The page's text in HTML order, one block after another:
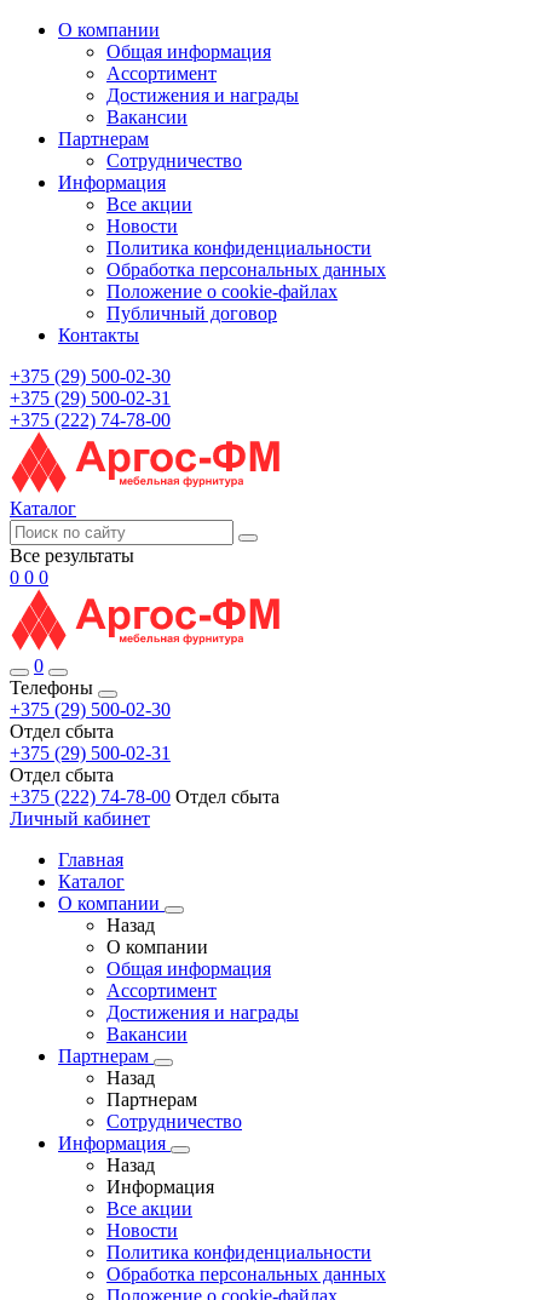
О компании
Общая информация
Ассортимент
Достижения и награды
Вакансии
Партнерам
Сотрудничество
Информация
Все акции
Новости
Политика конфиденциальности
Обработка персональных данных
Положение о cookie-файлах
Публичный договор
Контакты
+375 (29) 500-02-30
+375 (29) 500-02-31
+375 (222) 74-78-00
Каталог
Все результаты
0 0 0
0
Телефоны
+375 (29) 500-02-30
Отдел сбыта
+375 (29) 500-02-31
Отдел сбыта
+375 (222) 74-78-00 Отдел сбыта
Личный кабинет
Главная
Каталог
О компании
Назад
О компании
Общая информация
Ассортимент
Достижения и награды
Вакансии
Партнерам
Назад
Партнерам
Сотрудничество
Информация
Назад
Информация
Все акции
Новости
Политика конфиденциальности
Обработка персональных данных
Положение о cookie-файлах